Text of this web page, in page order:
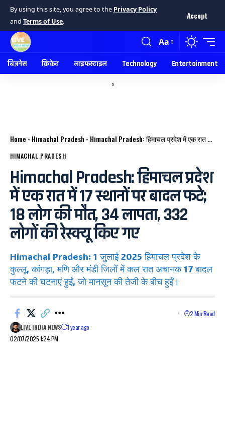
By using this site, you agree to the Privacy Policy
and Terms of Use.
Accept
Aa
बिज़नेस क्रिकेट लाइफस्टाइल Technology Entertainment
a
Home - Himachal Pradesh - Himachal Pradesh: हिमाचल प्रदेश में एक रात में 17 स्थानों पर बादल फटे; 18 लोग की मौत, 34 लापता, 332 लोगों की रेस्क्यू किए गए
HIMACHAL PRADESH
Himachal Pradesh: हिमाचल प्रदेश
में एक रात में 17 स्थानों पर बादल फटे;
18 लोग की मौत, 34 लापता, 332
लोगों की रेस्क्यू किए गए
Himachal Pradesh: 1 जुलाई 2025 हिमाचल प्रदेश के
कुल्लू, कांगड़ा, मणि और मंडी जिलों में कल रात अचानक 17 बादल
फटने की घटनाएं हुईं, जो मानसून की तेजी के बीच हुईं।
02/07/2025 1:24 PM
LIVE INDIA NEWS 1 year ago
2 Min Read